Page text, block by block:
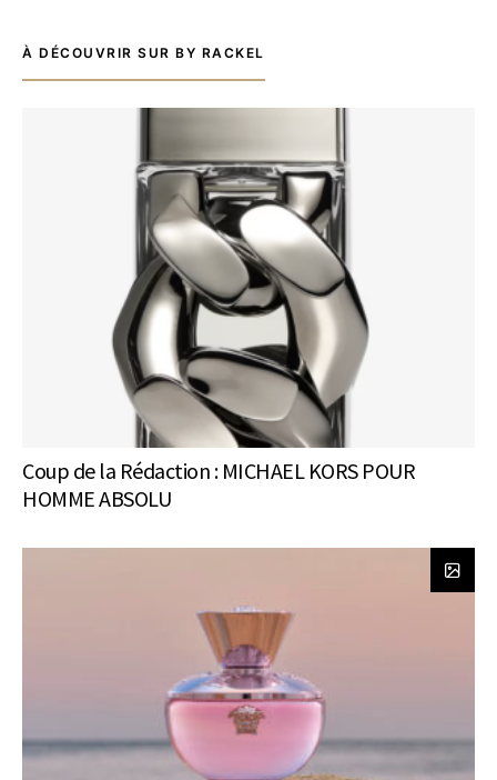
À DÉCOUVRIR SUR BY RACKEL
Coup de la Rédaction : MICHAEL KORS POUR
HOMME ABSOLU